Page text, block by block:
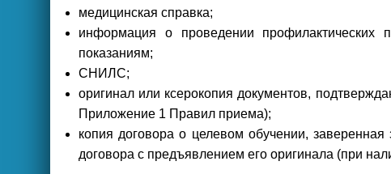
медицинская справка;
информация о проведении профилактических
показаниям;
СНИЛС;
оригинал или ксерокопия документов,
Приложение 1 Правил приема);
копия договора о целевом обучении,
договора с предъявлением его оригинала (при